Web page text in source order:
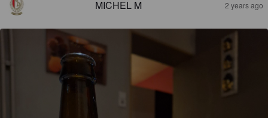
MICHEL M 2 years ago